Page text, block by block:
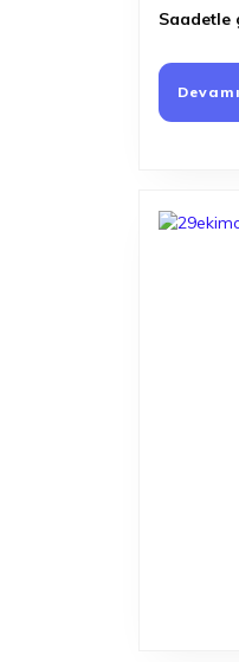
Saadetle